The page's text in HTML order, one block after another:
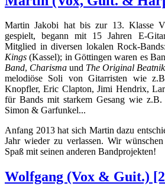
Martin Jakobi hat bis zur 13. Klasse
gespielt, begann mit 15 Jahren E-
Mitglied in diversen lokalen Rock-Bands:
Kings (Kassel); in Göttingen waren es
Band, Charisma und The Original
melodiöse Soli von Gitarristen wie
Knopfler, Eric Clapton, Jimi Hendrix,
für Bands mit starkem Gesang wie z.B.
Simon & Garfunkel...
Anfang 2013 hat sich Martin dazu
Jahr wieder zu verlassen. Wir
Spaß mit seinen anderen Bandprojekten!
Wolfgang (Vox & Guit.)